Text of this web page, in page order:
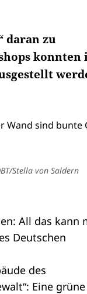
daran zu
konnten
Stella von Saldern
All das kann
Deutschen
des
Eine grüne